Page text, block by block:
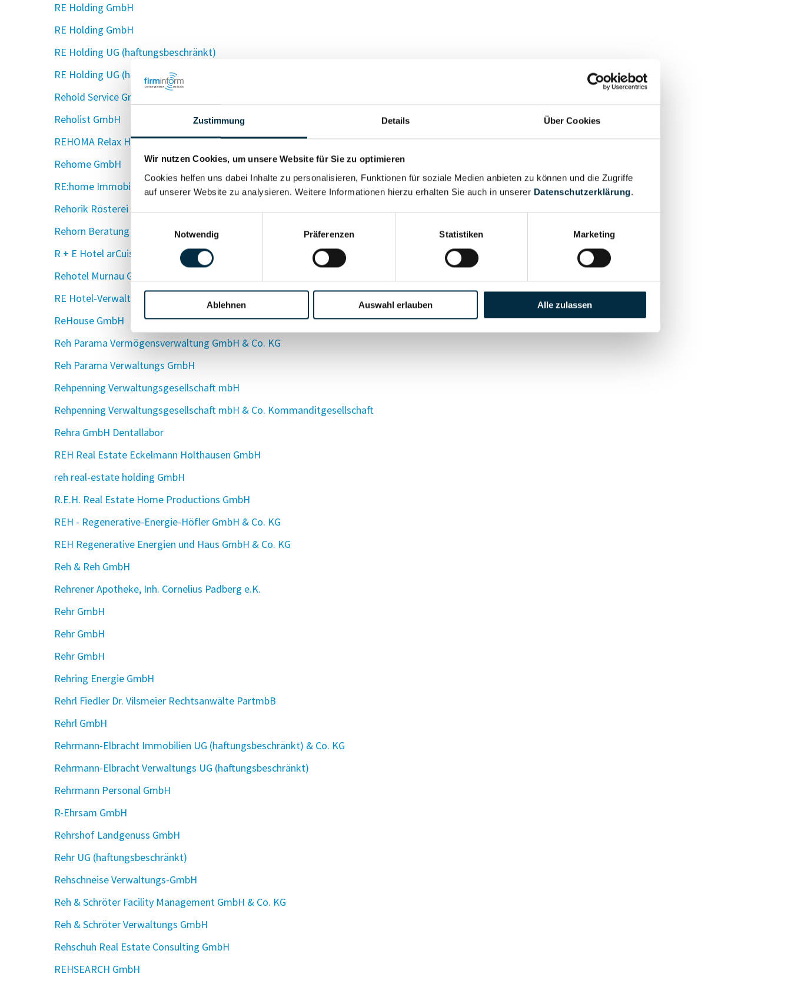
Zustimmung Details Über Cookies
Wir nutzen Cookies, um unsere Website für Sie zu optimieren
Cookies helfen uns dabei Inhalte zu personalisieren, Funktionen für soziale Medien anbieten zu können und die Zugriffe
auf unserer Website zu analysieren. Weitere Informationen hierzu erhalten Sie auch in unserer Datenschutzerklärung.
Notwendig
Präferenzen Statistiken Marketing
Ablehnen Auswahl erlauben Alle zulassen
RE Holding GmbH
RE Holding GmbH
RE Holding UG (haftungsbeschränkt)
RE Holding UG (haftungsbeschränkt) & Co. KG
Rehold Service GmbH
Reholist GmbH
REHOMA Relax Hotels und Management GmbH
Rehome GmbH
RE:home Immobilienverwaltungs GmbH
Rehorik Rösterei & Feinkost GmbH
Rehorn Beratung UG (haftungsbeschränkt)
R + E Hotel arCuisine GmbH
Rehotel Murnau GmbH
RE Hotel-Verwaltungs GmbH
ReHouse GmbH
Reh Parama Vermögensverwaltung GmbH & Co. KG
Reh Parama Verwaltungs GmbH
Rehpenning Verwaltungsgesellschaft mbH
Rehpenning Verwaltungsgesellschaft mbH & Co. Kommanditgesellschaft
Rehra GmbH Dentallabor
REH Real Estate Eckelmann Holthausen GmbH
reh real-estate holding GmbH
R.E.H. Real Estate Home Productions GmbH
REH - Regenerative-Energie-Höfler GmbH & Co. KG
REH Regenerative Energien und Haus GmbH & Co. KG
Reh & Reh GmbH
Rehrener Apotheke, Inh. Cornelius Padberg e.K.
Rehr GmbH
Rehr GmbH
Rehr GmbH
Rehring Energie GmbH
Rehrl Fiedler Dr. Vilsmeier Rechtsanwälte PartmbB
Rehrl GmbH
Rehrmann-Elbracht Immobilien UG (haftungsbeschränkt) & Co. KG
Rehrmann-Elbracht Verwaltungs UG (haftungsbeschränkt)
Rehrmann Personal GmbH
R-Ehrsam GmbH
Rehrshof Landgenuss GmbH
Rehr UG (haftungsbeschränkt)
Rehschneise Verwaltungs-GmbH
Reh & Schröter Facility Management GmbH & Co. KG
Reh & Schröter Verwaltungs GmbH
Rehschuh Real Estate Consulting GmbH
REHSEARCH GmbH